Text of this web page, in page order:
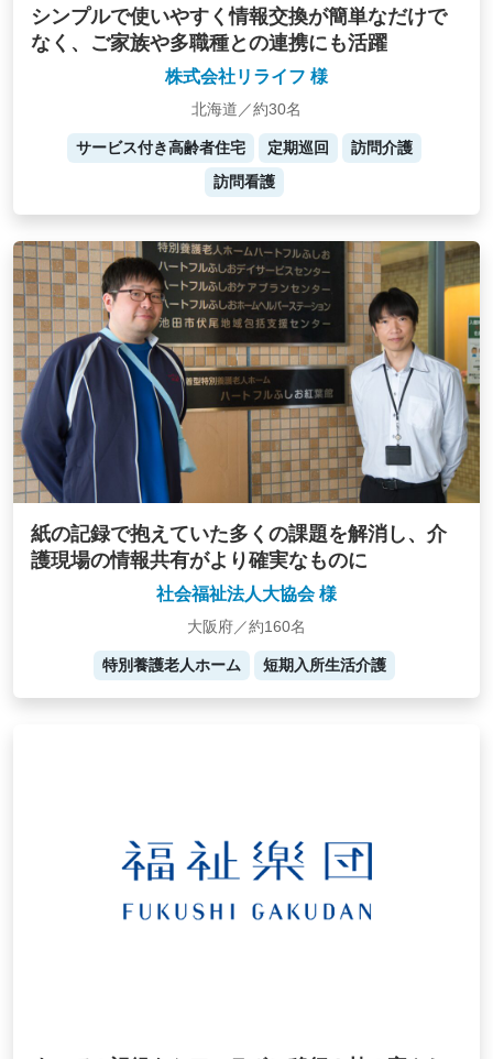
シンプルで使いやすく情報交換が簡単なだけで
なく、ご家族や多職種との連携にも活躍
株式会社リライフ 様
北海道／約30名
サービス付き高齢者住宅 定期巡回
訪問介護
訪問看護
紙の記録で抱えていた多くの課題を解消し、介
護現場の情報共有がより確実なものに
社会福祉法人大協会 様
大阪府／約160名
特別養護老人ホーム 短期入所生活介護